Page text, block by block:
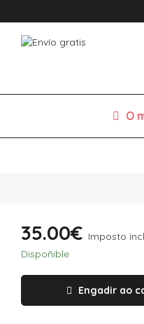
O
35.00€ Imposto
Dispoñible
Engadir ao